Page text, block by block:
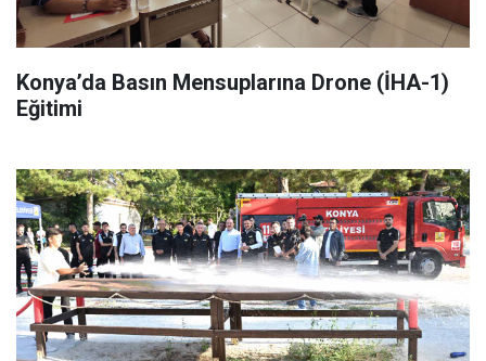
Konya’da Basın Mensuplarına Drone (İHA-1)
Eğitimi